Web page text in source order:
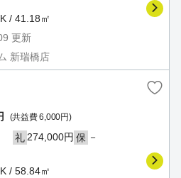
/ 41.18㎡
更新
新瑞橋店
(共益費 6,000円)
礼274,000円 保 －
/ 58.84㎡